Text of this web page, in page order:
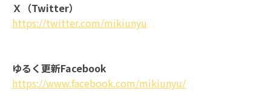
Ｘ（Twitter）
https://twitter.com/mikiunyu
ゆるく更新Facebook
https://www.facebook.com/mikiunyu/